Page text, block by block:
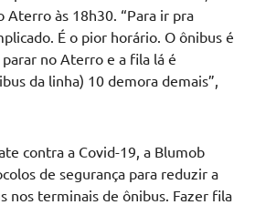
Aterro às 18h30. “Para ir pra
É o pior horário. O ônibus é
no Aterro e a fila lá é
da linha) 10 demora demais”,
contra a Covid-19, a Blumob
de segurança para reduzir a
nos terminais de ônibus. Fazer fila